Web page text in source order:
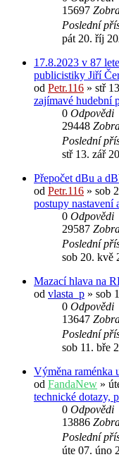
15697
Poslední
pát 20. říj
17.8.2023 v 87
publicistiky Jiří
od Petr.116 » stř
zajímavé hudební
0 Odpovědi
29448
Poslední
stř 13. zář
Přepočet dBu a
od Petr.116 » sob
postupy nastavení
0 Odpovědi
29587
Poslední
sob 20. kvě
Mazací hlava na
od vlasta_p » sob
0 Odpovědi
13647
Poslední
sob 11. bře
Výměna raménka
od FandaNew »
technické dotazy,
0 Odpovědi
13886
Poslední
úte 07. úno